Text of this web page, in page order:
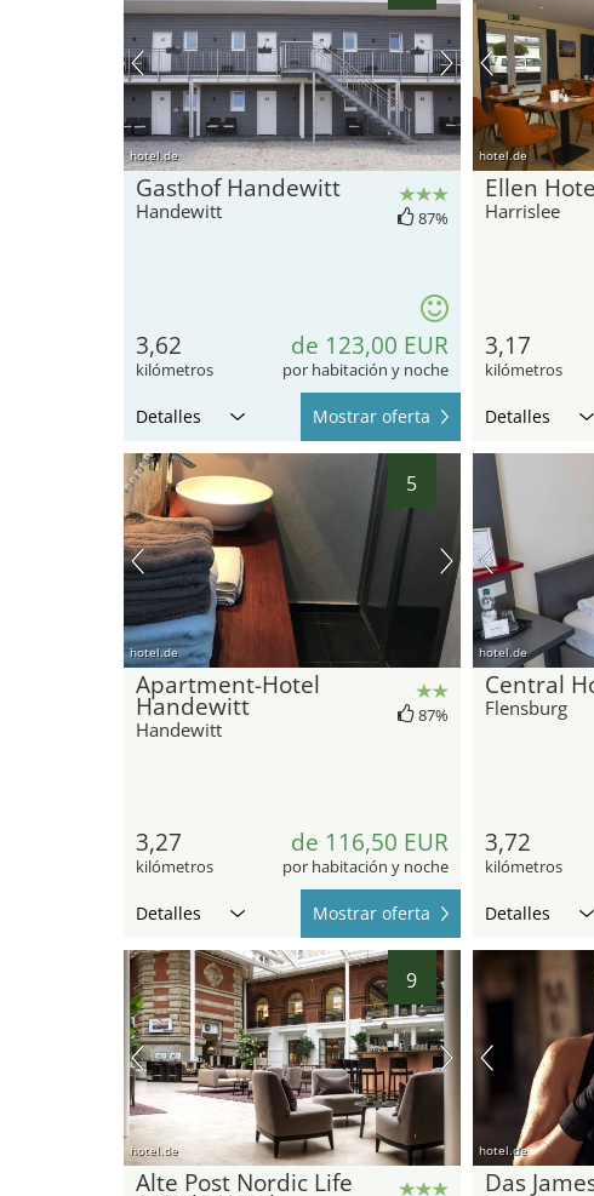
hotel.de
Gasthof Handewitt
Handewitt 87%
3,62
kilómetros
de 123,00 EUR
por habitación y noche
Detalles Mostrar oferta
hotel.de
Ellen
Harrislee
3,17
kilómetros
Detalles
5
hotel.de
Apartment-Hotel
Handewitt
Handewitt
87%
3,27
kilómetros
de 116,50 EUR
por habitación y noche
Detalles Mostrar oferta
hotel.de
Central
Flensburg
3,72
kilómetros
Detalles
9
hotel.de
Alte Post Nordic Life
hotel.de
Das